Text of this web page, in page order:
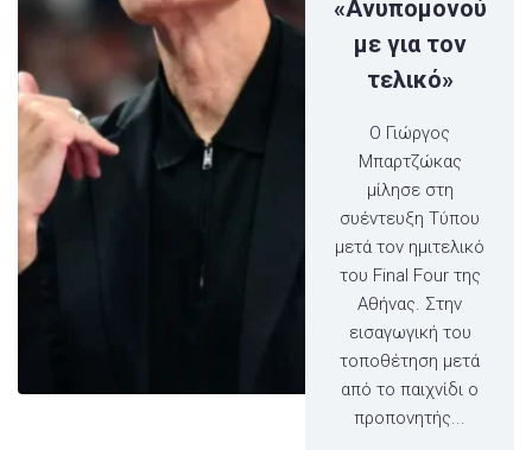
«Ανυπομονού
με για τον
τελικό»
Ο Γιώργος
Μπαρτζώκας
μίλησε στη
συέντευξη Τύπου
μετά τον ημιτελικό
του Final Four της
Αθήνας. Στην
εισαγωγική του
τοποθέτηση μετά
από το παιχνίδι ο
προπονητής...